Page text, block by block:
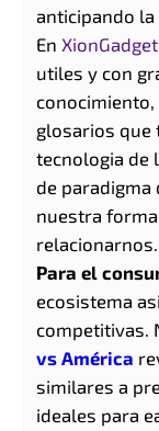
anticipando
EnXionGadget
utiles y con
glosarios que
tecnologia de
de
nuestra
relacionarnos.
Para el
ecosistema
competitivas.
vs América
similares a
ideales para